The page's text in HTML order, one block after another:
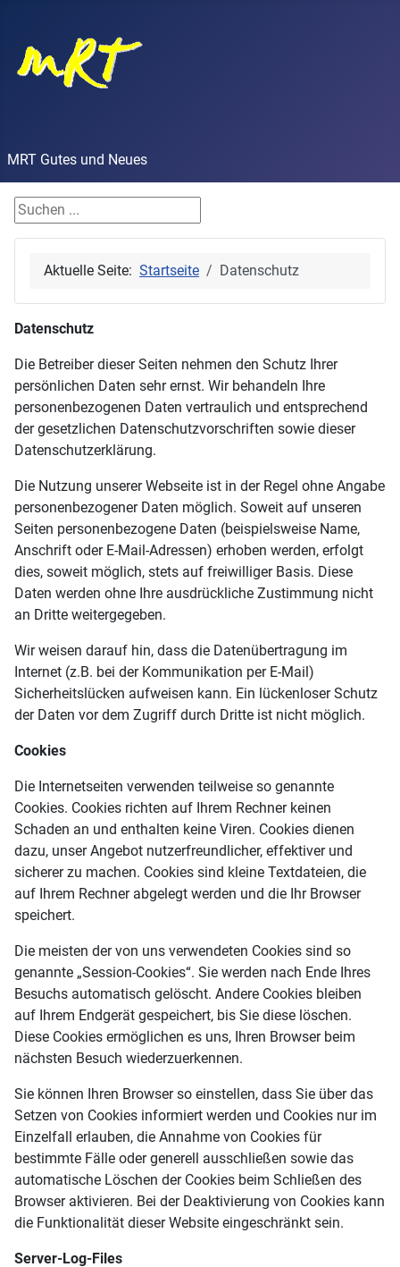
MRT Gutes und Neues
Finde Dein Stichwort
Aktuelle Seite: Startseite Datenschutz
Datenschutz
Die Betreiber dieser Seiten nehmen den Schutz Ihrer
persönlichen Daten sehr ernst. Wir behandeln Ihre
personenbezogenen Daten vertraulich und entsprechend
der gesetzlichen Datenschutzvorschriften sowie dieser
Datenschutzerklärung.
Die Nutzung unserer Webseite ist in der Regel ohne Angabe
personenbezogener Daten möglich. Soweit auf unseren
Seiten personenbezogene Daten (beispielsweise Name,
Anschrift oder E-Mail-Adressen) erhoben werden, erfolgt
dies, soweit möglich, stets auf freiwilliger Basis. Diese
Daten werden ohne Ihre ausdrückliche Zustimmung nicht
an Dritte weitergegeben.
Wir weisen darauf hin, dass die Datenübertragung im
Internet (z.B. bei der Kommunikation per E-Mail)
Sicherheitslücken aufweisen kann. Ein lückenloser Schutz
der Daten vor dem Zugriff durch Dritte ist nicht möglich.
Cookies
Die Internetseiten verwenden teilweise so genannte
Cookies. Cookies richten auf Ihrem Rechner keinen
Schaden an und enthalten keine Viren. Cookies dienen
dazu, unser Angebot nutzerfreundlicher, effektiver und
sicherer zu machen. Cookies sind kleine Textdateien, die
auf Ihrem Rechner abgelegt werden und die Ihr Browser
speichert.
Die meisten der von uns verwendeten Cookies sind so
genannte „Session-Cookies“. Sie werden nach Ende Ihres
Besuchs automatisch gelöscht. Andere Cookies bleiben
auf Ihrem Endgerät gespeichert, bis Sie diese löschen.
Diese Cookies ermöglichen es uns, Ihren Browser beim
nächsten Besuch wiederzuerkennen.
Sie können Ihren Browser so einstellen, dass Sie über das
Setzen von Cookies informiert werden und Cookies nur im
Einzelfall erlauben, die Annahme von Cookies für
bestimmte Fälle oder generell ausschließen sowie das
automatische Löschen der Cookies beim Schließen des
Browser aktivieren. Bei der Deaktivierung von Cookies kann
die Funktionalität dieser Website eingeschränkt sein.
Server-Log-Files